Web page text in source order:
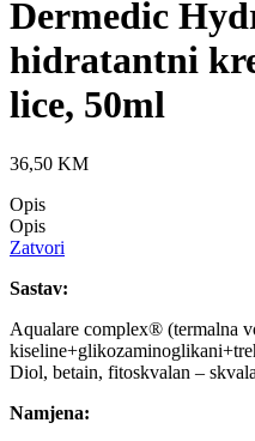
Dermedic
hidratantni
lice, 50ml
36,50 KM
Opis
Opis
Zatvori
Sastav:
Aqualare complex® (termalna
Diol, betain, fitoskvalan –
Namjena: